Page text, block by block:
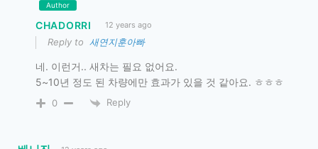
Author
CHADORRI 12 years ago
Reply to 새연지훈아빠
네. 이런거.. 새차는 필요 없어요.
5~10년 정도 된 차량에만 효과가 있을 것 같아요. ㅎㅎㅎ
0 Reply